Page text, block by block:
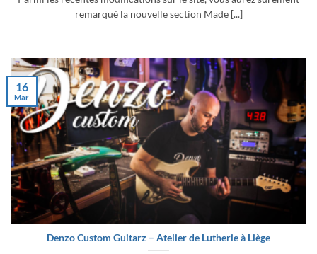
remarqué la nouvelle section Made [...]
Denzo Custom Guitarz – Atelier de Lutherie à Liège
16
Mar